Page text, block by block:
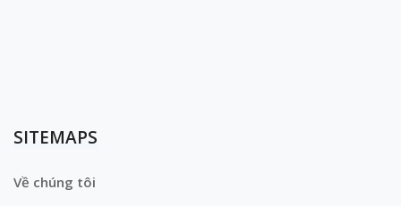
SITEMAPS
Về chúng tôi